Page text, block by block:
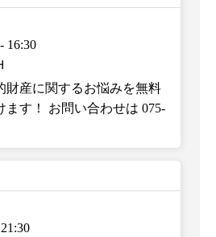
- 16:30
財産に関するお悩みを無料
ます！ お問い合わせは 075-
21:30